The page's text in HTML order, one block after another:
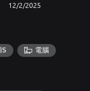
12/2/2025
電腦